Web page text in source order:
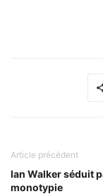
Article précédent
Ian Walker séduit
monotypie